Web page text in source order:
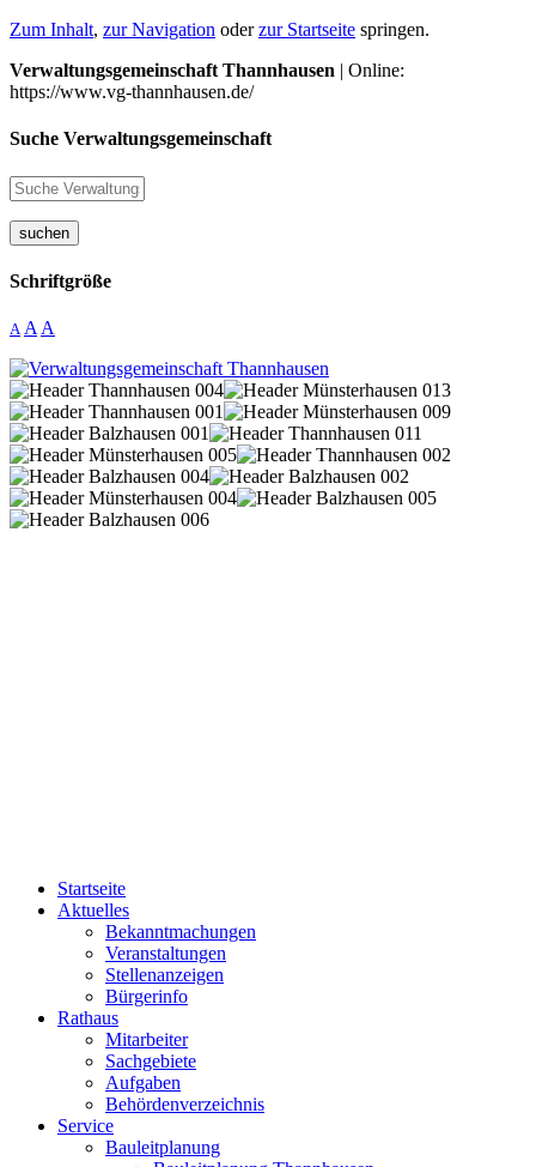
Zum Inhalt, zur Navigation oderzur Startseite springen.
Verwaltungsgemeinschaft Thannhausen | Online:
https://www.vg-thannhausen.de/
Suche Verwaltungsgemeinschaft
suchen
Schriftgröße
A A A
Startseite
Aktuelles
Bekanntmachungen
Veranstaltungen
Stellenanzeigen
Bürgerinfo
Rathaus
Mitarbeiter
Sachgebiete
Aufgaben
Behördenverzeichnis
Service
Bauleitplanung